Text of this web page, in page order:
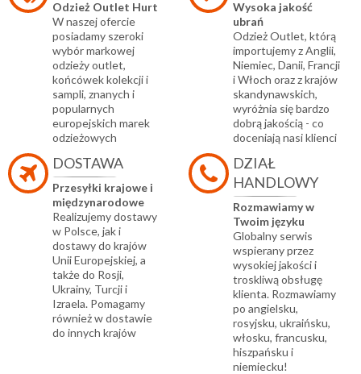
Odzież Outlet Hurt
W naszej ofercie
posiadamy szeroki
wybór markowej
odzieży outlet,
końcówek kolekcji i
sampli, znanych i
popularnych
europejskich marek
odzieżowych
Wysoka jakość
ubrań
Odzież Outlet, którą
importujemy z Anglii,
Niemiec, Danii, Francji
i Włoch oraz z krajów
skandynawskich,
wyróżnia się bardzo
dobrą jakością - co
doceniają nasi klienci
DOSTAWA
Przesyłki krajowe i
międzynarodowe
Realizujemy dostawy
w Polsce, jak i
dostawy do krajów
Unii Europejskiej, a
także do Rosji,
Ukrainy, Turcji i
Izraela. Pomagamy
również w dostawie
do innych krajów
DZIAŁ
HANDLOWY
Rozmawiamy w
Twoim języku
Globalny serwis
wspierany przez
wysokiej jakości i
troskliwą obsługę
klienta. Rozmawiamy
po angielsku,
rosyjsku, ukraińsku,
włosku, francusku,
hiszpańsku i
niemiecku!